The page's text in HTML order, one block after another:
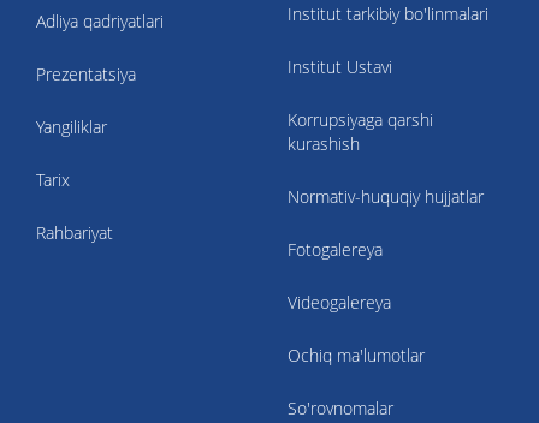
Adliya qadriyatlari
Prezentatsiya
Yangiliklar
Tarix
Rahbariyat
Institut tarkibiy bo'linmalari
Institut Ustavi
Korrupsiyaga qarshi
kurashish
Normativ-huquqiy hujjatlar
Fotogalereya
Videogalereya
Ochiq ma'lumotlar
So'rovnomalar